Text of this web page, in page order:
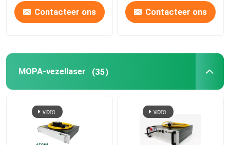
Contacteer ons Contacteer ons
MOPA-vezellaser (35)